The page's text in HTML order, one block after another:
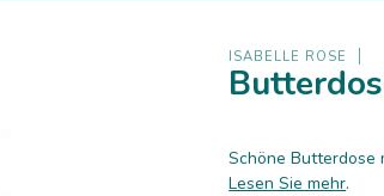
ISABELLE ROSE
Schöne Butterdose
Lesen Sie mehr.